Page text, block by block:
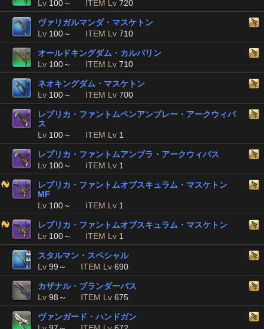
Lv 100～ ITEM Lv 720
ヴァリガルマンダ・マスケトン
Lv 100～ ITEM Lv 710
オールドキングダム・カルバリン
Lv 100～ ITEM Lv 710
ネオキングダム・マスケトン
Lv 100～ ITEM Lv 700
レプリカ・ファントムペンアンブレー・アークウィバ
ス
Lv 100～ ITEM Lv 1
レプリカ・ファントムアンブラ・アークウィバス
Lv 100～ ITEM Lv 1
レプリカ・ファントムオブスキュラム・マスケトン
MF
Lv 100～ ITEM Lv 1
レプリカ・ファントムオブスキュラム・マスケトン
Lv 100～ ITEM Lv 1
スタルマン・スペシャル
Lv 99～ ITEM Lv 690
カザナル・ブランダーバス
Lv 98～ ITEM Lv 675
ヴァンガード・ハンドガン